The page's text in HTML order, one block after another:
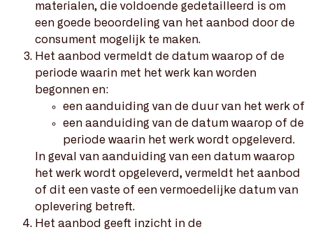
materialen, die voldoende gedetailleerd is om
een goede beoordeling van het aanbod door de
consument mogelijk te maken.
Het aanbod vermeldt de datum waarop of de
periode waarin met het werk kan worden
begonnen en:
een aanduiding van de duur van het werk of
een aanduiding van de datum waarop of de
periode waarin het werk wordt opgeleverd.
In geval van aanduiding van een datum waarop
het werk wordt opgeleverd, vermeldt het aanbod
of dit een vaste of een vermoedelijke datum van
oplevering betreft.
Het aanbod geeft inzicht in de